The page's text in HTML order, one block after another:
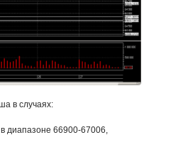
в случаях:
диапазоне 66900-67006,